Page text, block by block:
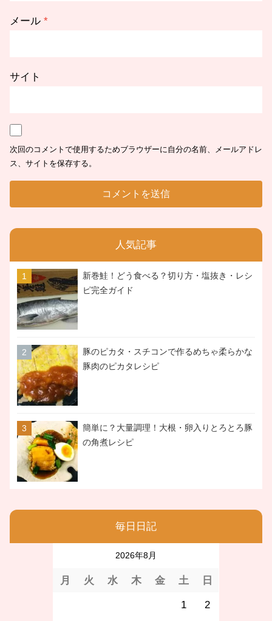
メール *
サイト
次回のコメントで使用するためブラウザーに自分の名前、メールアドレ
ス、サイトを保存する。
人気記事
新巻鮭！どう食べる？切り方・塩抜き・レシ
ピ完全ガイド
豚のピカタ・スチコンで作るめちゃ柔らかな
豚肉のピカタレシピ
簡単に？大量調理！大根・卵入りとろとろ豚
の角煮レシピ
毎日日記
2026年8月
月 火 水 木 金 土 日
1 2